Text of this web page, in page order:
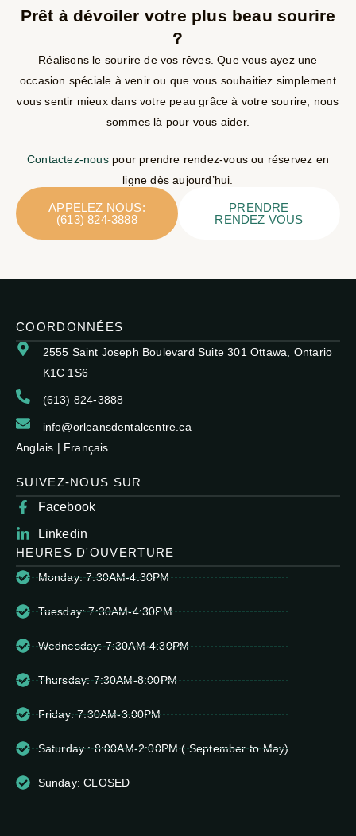
Prêt à dévoiler votre plus beau sourire
?
Réalisons le sourire de vos rêves. Que vous ayez une
occasion spéciale à venir ou que vous souhaitiez simplement
vous sentir mieux dans votre peau grâce à votre sourire, nous
sommes là pour vous aider.
Contactez-nouspour prendre rendez-vous ou réservez en
ligne dès aujourd’hui.
APPELEZ NOUS:
(613) 824-3888
PRENDRE
RENDEZ VOUS
COORDONNÉES
2555 Saint Joseph Boulevard Suite 301 Ottawa, Ontario
K1C 1S6
(613) 824-3888
info@orleansdentalcentre.ca
Anglais | Français
HEURES D'OUVERTURE
Monday: 7:30AM-4:30PM
Tuesday: 7:30AM-4:30PM
Wednesday: 7:30AM-4:30PM
Thursday: 7:30AM-8:00PM
Friday: 7:30AM-3:00PM
Saturday : 8:00AM-2:00PM ( September to May)
Sunday: CLOSED
SUIVEZ-NOUS SUR
Facebook
Linkedin